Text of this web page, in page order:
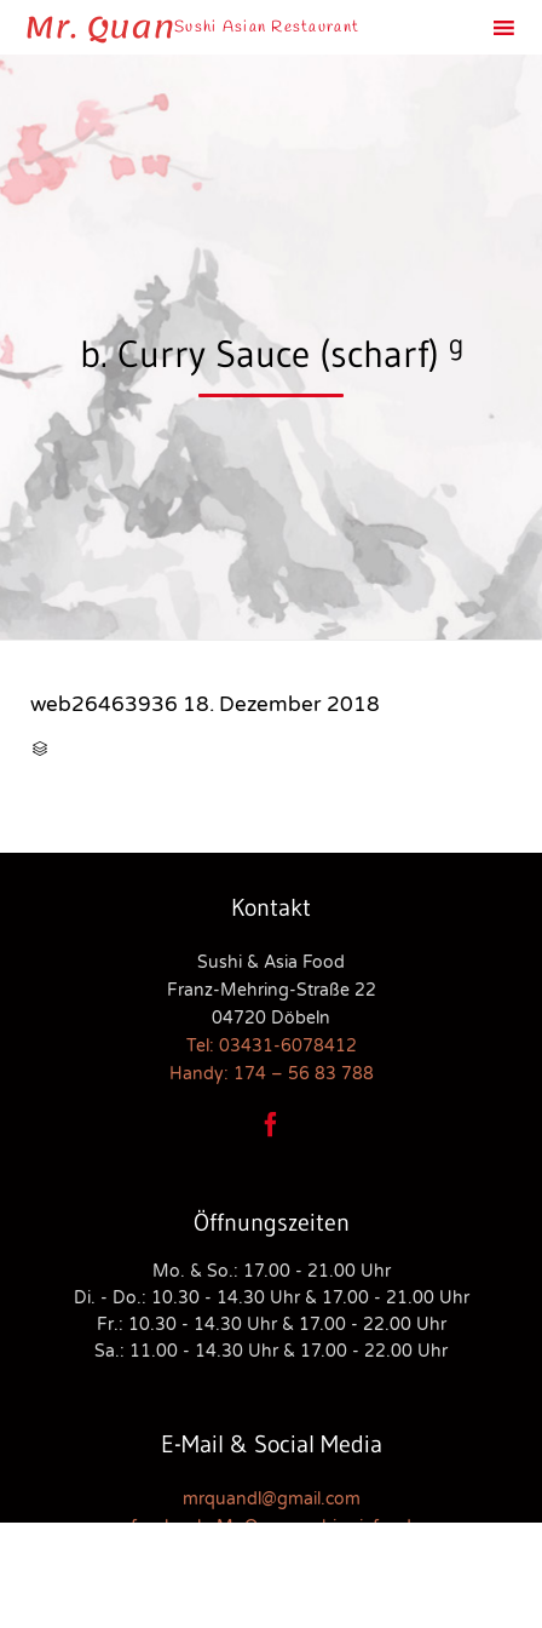
Mr. QuanSushi Asian Restaurant
b. Curry Sauce (scharf) g
web26463936 18. Dezember 2018

Kontakt
Sushi & Asia Food
Franz-Mehring-Straße 22
04720 Döbeln
Tel: 03431-6078412
Handy: 174 – 56 83 788

Öffnungszeiten
Mo. & So.: 17.00 - 21.00 Uhr
Di. - Do.: 10.30 - 14.30 Uhr & 17.00 - 21.00 Uhr
Fr.: 10.30 - 14.30 Uhr & 17.00 - 22.00 Uhr
Sa.: 11.00 - 14.30 Uhr & 17.00 - 22.00 Uhr
E-Mail & Social Media
mrquandl@gmail.com
facebook: Mr Quan sushi asiafood